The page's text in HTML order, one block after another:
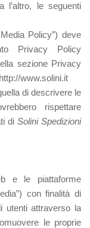
l’altro, le seguenti
Policy”) deve
Privacy Policy
sezione Privacy
www.solini.it
di descrivere le
rispettare
di Solini Spedizioni
e le piattaforme
con finalità di
utenti attraverso la
le proprie